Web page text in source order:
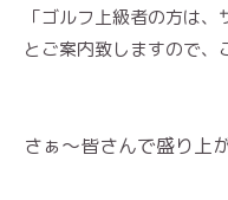
「ゴルフ上級者の方は
とご案内致しますので、
さぁ〜皆さんで盛り上